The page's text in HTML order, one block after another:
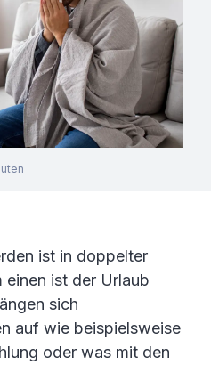
ist in doppelter
einen ist der Urlaub
sich
auf wie beispielsweise
oder was mit den